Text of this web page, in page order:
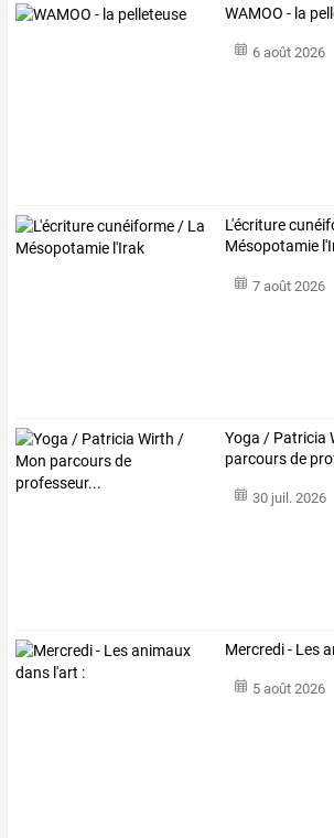
WAMOO - la
6 août 2026
L'écriture
Mésopotamie
7 août 2026
Yoga / Patricia
parcours de
30 juil. 2026
Mercredi - Les
5 août 2026